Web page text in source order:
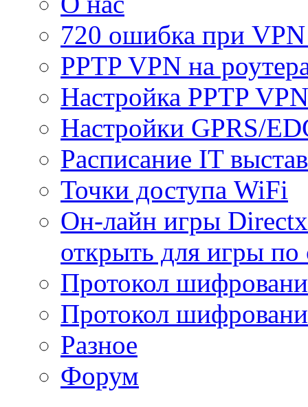
720 ошибка при
PPTP VPN на
Настройка PPTP
Настройки GPRS/
Расписание IT
Точки доступа WiFi
Он-лайн игры
открыть для игры по
Протокол
Протокол
Разное
Форум